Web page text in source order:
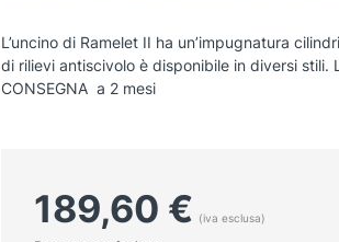
L’uncino di Ramelet II ha un’impugnatura
di rilievi antiscivolo è disponibile in diversi stili.
CONSEGNA a 2 mesi
189,60 € (iva esclusa)